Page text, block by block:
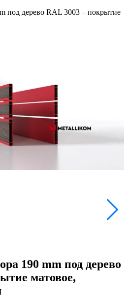
под дерево RAL 3003 – покрытие
190 mm под дерево
матовое,